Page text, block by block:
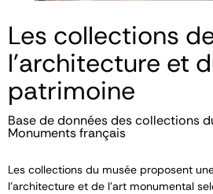
Les collections
l'architecture et
patrimoine
Base de données des collections
Monuments français
Les collections du musée proposent
l’architecture et de l’art monumental